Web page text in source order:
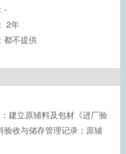
-
2年
都不提供
建立原辅料及包材《进厂验
收与储存管理记录；原辅